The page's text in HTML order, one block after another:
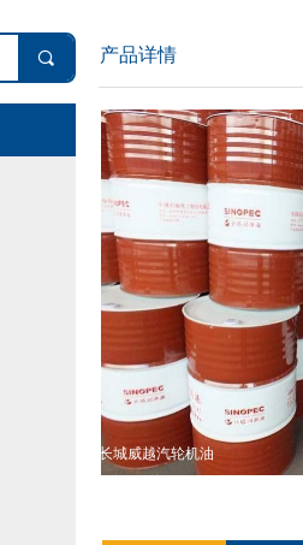
끠 产品详情
长城威越汽轮机油